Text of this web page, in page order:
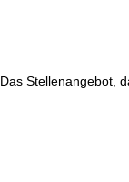
Das Stellenangebot,